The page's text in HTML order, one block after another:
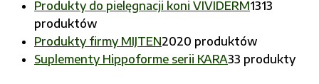
Produkty do pielęgnacji koni VIVIDERM1313
produktów
Produkty firmy MIJTEN2020 produktów
Suplementy Hippoforme serii KARA33 produkty